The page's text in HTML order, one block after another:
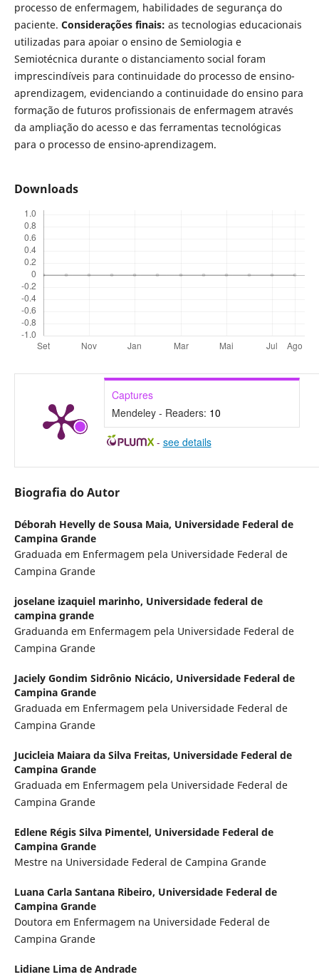
processo de enfermagem, habilidades de segurança do
paciente. Considerações finais: as tecnologias educacionais
utilizadas para apoiar o ensino de Semiologia e
Semiotécnica durante o distanciamento social foram
imprescindíveis para continuidade do processo de ensino-
aprendizagem, evidenciando a continuidade do ensino para
formação de futuros profissionais de enfermagem através
da ampliação do acesso e das ferramentas tecnológicas
para o processo de ensino-aprendizagem.
Downloads
Captures
Mendeley - Readers: 10
- see details
Biografia do Autor
Déborah Hevelly de Sousa Maia, Universidade Federal de
Campina Grande
Graduada em Enfermagem pela Universidade Federal de
Campina Grande
joselane izaquiel marinho, Universidade federal de
campina grande
Graduanda em Enfermagem pela Universidade Federal de
Campina Grande
Jaciely Gondim Sidrônio Nicácio, Universidade Federal de
Campina Grande
Graduada em Enfermagem pela Universidade Federal de
Campina Grande
Jucicleia Maiara da Silva Freitas, Universidade Federal de
Campina Grande
Graduada em Enfermagem pela Universidade Federal de
Campina Grande
Edlene Régis Silva Pimentel, Universidade Federal de
Campina Grande
Mestre na Universidade Federal de Campina Grande
Luana Carla Santana Ribeiro, Universidade Federal de
Campina Grande
Doutora em Enfermagem na Universidade Federal de
Campina Grande
Lidiane Lima de Andrade